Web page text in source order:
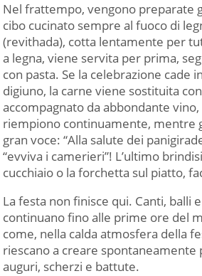
Nel frattempo, vengono preparate
cibo cucinato sempre al fuoco di
(revithada), cotta lentamente per
a legna, viene servita per prima,
con pasta. Se la celebrazione cade
digiuno, la carne viene sostituita
accompagnato da abbondante
riempiono continuamente, mentre
gran voce: “Alla salute dei
“evviva i camerieri”! L’ultimo
cucchiaio o la forchetta sul piatto,
La festa non finisce qui. Canti, balli
continuano fino alle prime ore del
come, nella calda atmosfera della
riescano a creare spontaneamente
auguri, scherzi e battute.